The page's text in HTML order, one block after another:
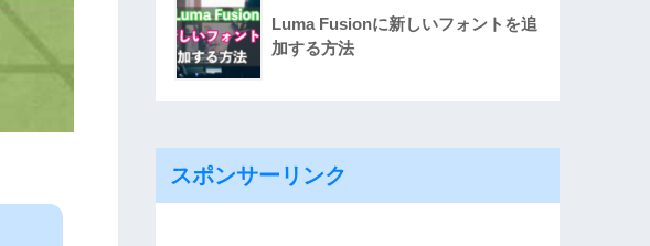
Luma Fusionに新しいフォントを追
加する方法
スポンサーリンク